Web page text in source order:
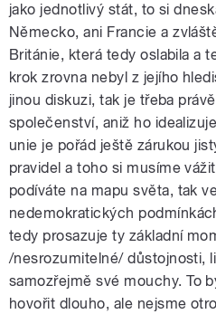
jako jednotlivý stát, to si
Německo, ani Francie a
Británie, která tedy oslabila a
krok zrovna nebyl z jejího
jinou diskuzi, tak je třeba
společenství, aniž ho
unie je pořád ještě zárukou
pravidel a toho si musíme
podíváte na mapu světa, tak
nedemokratických
tedy prosazuje ty základní
/nesrozumitelné/ důstojnosti,
samozřejmě své mouchy. To
hovořit dlouho, ale nejsme